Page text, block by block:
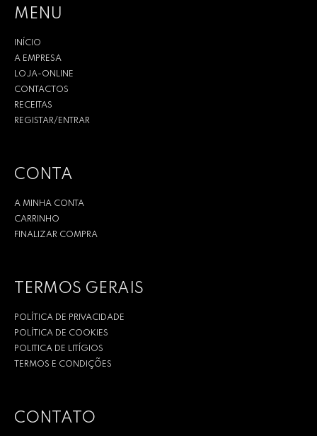
MENU
INÍCIO
A EMPRESA
LOJA-ONLINE
CONTACTOS
RECEITAS
REGISTAR/ENTRAR
CONTA
A MINHA CONTA
CARRINHO
FINALIZAR COMPRA
TERMOS GERAIS
POLÍTICA DE PRIVACIDADE
POLÍTICA DE COOKIES
POLITICA DE LITÍGIOS
TERMOS E CONDIÇÕES
CONTATO